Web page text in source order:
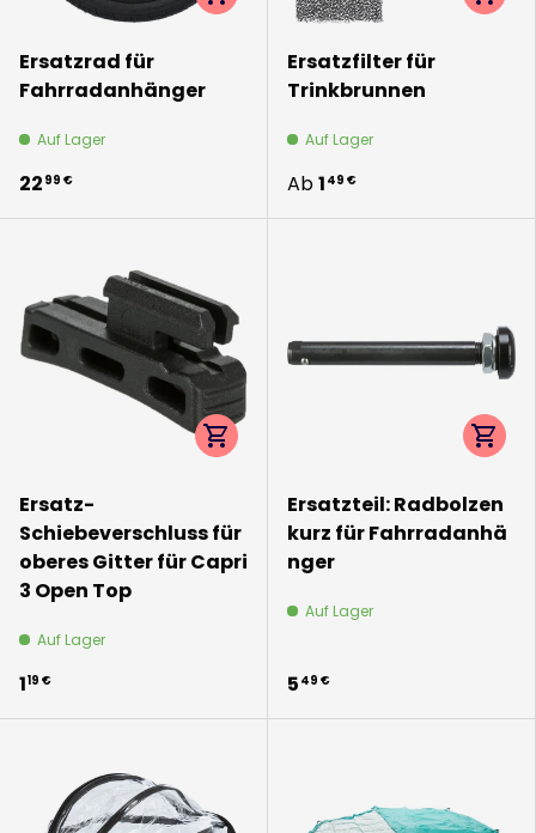
Ersatzrad für
Fahrradanhänger
Auf Lager
22 99 €
Ersatzfilter für
Trinkbrunnen
Auf Lager
Ab1 49 €
Ersatz-
Schiebeverschluss für
oberes Gitter für Capri
3 Open Top
Auf Lager
119 €
Optionen auswählen
Ersatzteil: Radbolzen
kurz für Fahrradanhä
nger
Auf Lager
5 49 €